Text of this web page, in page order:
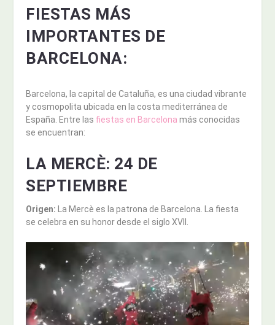
FIESTAS MÁS
IMPORTANTES DE
BARCELONA:
Barcelona, la capital de Cataluña, es una ciudad vibrante
y cosmopolita ubicada en la costa mediterránea de
España. Entre las fiestas en Barcelona más conocidas
se encuentran:
LA MERCÈ: 24 DE
SEPTIEMBRE
Origen: La Mercè es la patrona de Barcelona. La fiesta
se celebra en su honor desde el siglo XVII.